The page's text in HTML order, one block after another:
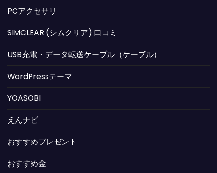
PCアクセサリ
SIMCLEAR (シムクリア) 口コミ
USB充電・データ転送ケーブル（ケーブル）
WordPressテーマ
YOASOBI
えんナビ
おすすめプレゼント
おすすめ金